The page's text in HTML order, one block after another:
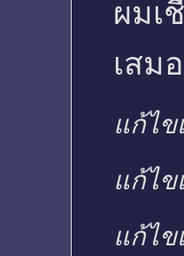
ผมเ
เสม
แก้ไข
แก้ไข
แก้ไข